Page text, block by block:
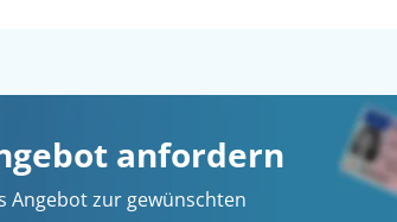
anfordern
Angebot zur gewünschten